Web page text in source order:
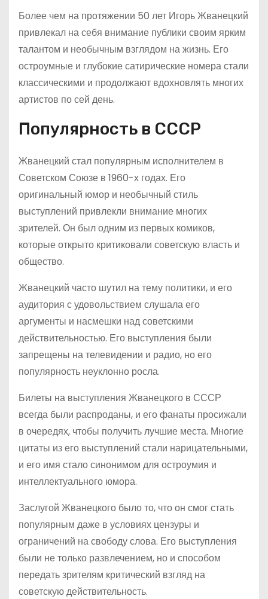
Более чем на протяжении 50 лет Игорь Жванецкий
привлекал на себя внимание публики своим ярким
талантом и необычным взглядом на жизнь. Его
остроумные и глубокие сатирические номера стали
классическими и продолжают вдохновлять многих
артистов по сей день.
Популярность в СССР
Жванецкий стал популярным исполнителем в
Советском Союзе в 1960-х годах. Его
оригинальный юмор и необычный стиль
выступлений привлекли внимание многих
зрителей. Он был одним из первых комиков,
которые открыто критиковали советскую власть и
общество.
Жванецкий часто шутил на тему политики, и его
аудитория с удовольствием слушала его
аргументы и насмешки над советскими
действительностью. Его выступления были
запрещены на телевидении и радио, но его
популярность неуклонно росла.
Билеты на выступления Жванецкого в СССР
всегда были распроданы, и его фанаты просижали
в очередях, чтобы получить лучшие места. Многие
цитаты из его выступлений стали нарицательными,
и его имя стало синонимом для остроумия и
интеллектуального юмора.
Заслугой Жванецкого было то, что он смог стать
популярным даже в условиях цензуры и
ограничений на свободу слова. Его выступления
были не только развлечением, но и способом
передать зрителям критический взгляд на
советскую действительность.